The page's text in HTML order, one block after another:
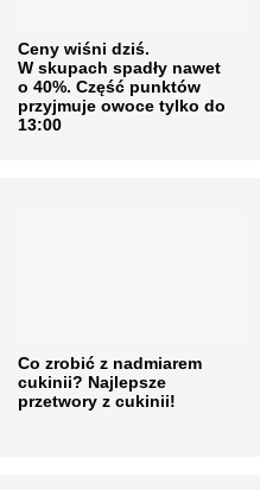
Ceny wiśni dziś.
W skupach spadły nawet
o 40%. Część punktów
przyjmuje owoce tylko do
13:00
Co zrobić z nadmiarem
cukinii? Najlepsze
przetwory z cukinii!